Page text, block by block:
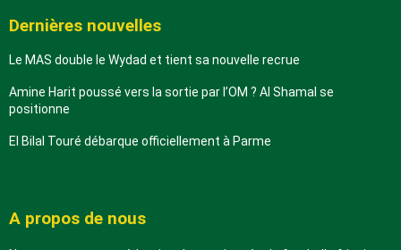
Dernières nouvelles
Le MAS double le Wydad et tient sa nouvelle recrue
Amine Harit poussé vers la sortie par l’OM ? Al Shamal se
positionne
El Bilal Touré débarque officiellement à Parme
A propos de nous